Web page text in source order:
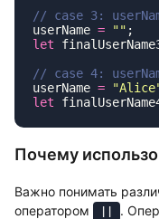
userName = ""
let
userName = "Alice
let
Почему
Важно понимать
оператором
.